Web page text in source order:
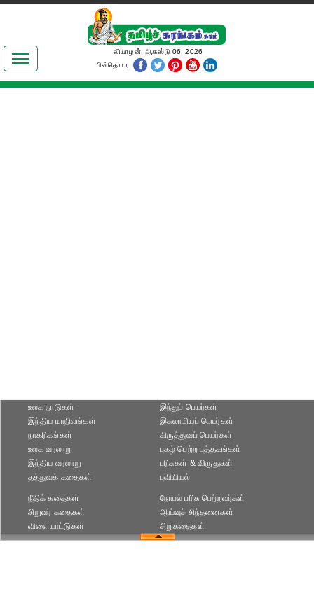
இலக்கியங்கள்
தமிழ் உலகம்
வியாழன், ஆகஸ்டு 06, 2026
பின்தொடர
உலக நாடுகள்
இந்திய மாநிலங்கள்
நாகரிகங்கள்
இந்துப் பெயர்கள்
இசுலாமியப் பெயர்கள்
கிருத்துவப் பெயர்கள்
உலக வரலாறு
இந்திய வரலாறு
தத்துவக் கதைகள்
புகழ் பெற்ற புத்தகங்கள்
பரிசுகள் & விருதுகள்
புவியியல்
நீதிக் கதைகள்
சிறுவர் கதைகள்
விளையாட்டுகள்
நோபல் பரிசு‎ பெற்றவர்‎கள்
ஆய்வுச் சிந்தனைகள்
சிறுகதைகள்